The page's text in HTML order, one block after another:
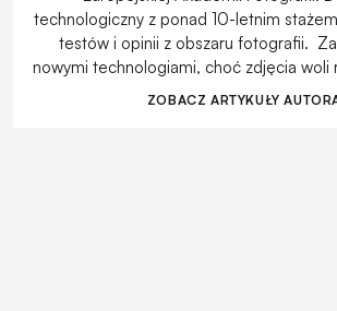
technologiczny z ponad 10-letnim
testów i opinii z obszaru fotografii.
nowymi technologiami, choć zdjęcia woli
ZOBACZ ARTYKUŁY